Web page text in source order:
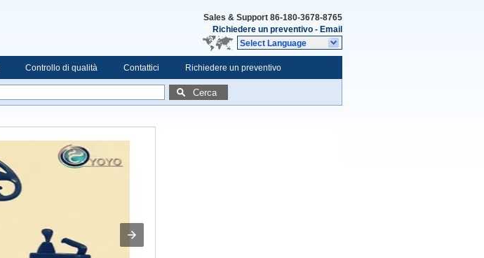
Sales & Support 86-180-3678-8765
Richiedere un preventivo - Email
Select Language
Controllo di qualità Contattici Richiedere un preventivo
Cerca